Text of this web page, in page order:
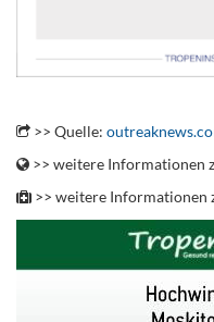
>> Quelle:
>> weitere Informationen
>> weitere Informationen